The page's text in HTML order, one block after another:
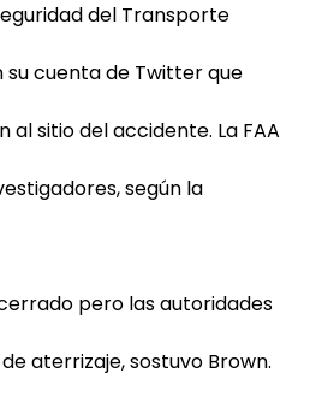
del Transporte
su cuenta de Twitter que
al sitio del accidente. La FAA
según la
pero las autoridades
aterrizaje, sostuvo Brown.